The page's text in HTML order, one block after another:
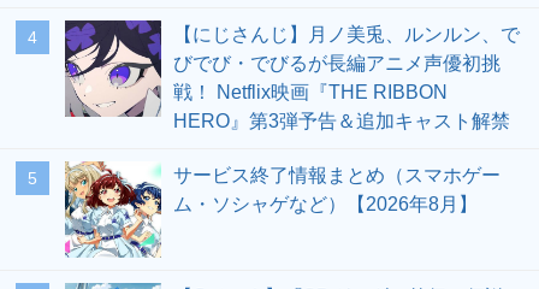
4
【にじさんじ】月ノ美兎、ルンルン、で
びでび・でびるが長編アニメ声優初挑
戦！ Netflix映画『THE RIBBON
HERO』第3弾予告＆追加キャスト解禁
5
サービス終了情報まとめ（スマホゲー
ム・ソシャゲなど）【2026年8月】